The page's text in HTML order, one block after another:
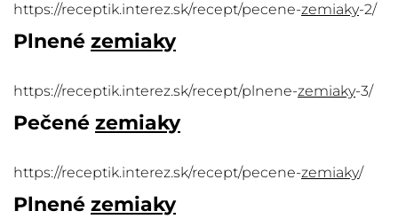
https://receptik.interez.sk/recept/pecene-zemiaky-2/
Plnené zemiaky
https://receptik.interez.sk/recept/plnene-zemiaky-3/
Pečené zemiaky
https://receptik.interez.sk/recept/pecene-zemiaky/
Plnené zemiaky